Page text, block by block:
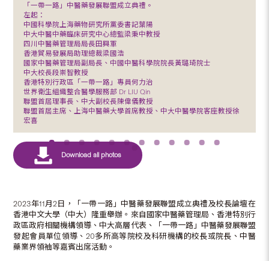
「一帶一路」中醫藥發展聯盟成立典禮。
左起：
中國科學院上海藥物研究所黨委書記葉陽
中大中醫中藥臨床研究中心總監梁秉中教授
四川中醫藥管理局局長田興軍
香港貿易發展局助理總裁梁國浩
國家中醫藥管理局副局長、中國中醫科學院院長黃璐琦院士
中大校長段崇智教授
香港特別行政區「一帶一路」專員何力治
世界衛生組織整合醫學服務部 Dr LIU Qin
聯盟首屆理事長、中大副校長陳偉儀教授
聯盟首屆主席、上海中醫藥大學首席教授、中大中醫學院客座教授徐
宏喜
2023年11月2日，「一帶一路」中醫藥發展聯盟成立典禮及校長論壇在
香港中文大學（中大）隆重舉辦。來自國家中醫藥管理局、香港特別行
政區政府相關機構領導、中大高層代表、「一帶一路」中醫藥發展聯盟
發起會員單位領導、20多所高等院校及科研機構的校長或院長、中醫
藥業界領袖等嘉賓出席活動。